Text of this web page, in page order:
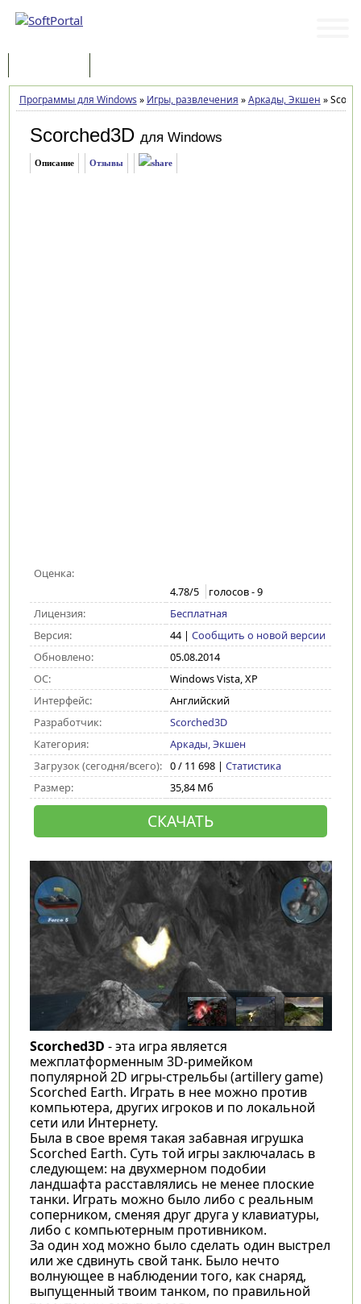
Программы для Windows » Игры, развлечения »Аркады, Экшен »
Scorched3D для Windows
Описание Отзывы
Оценка:
4.78/5 голосов -9
Лицензия:
Бесплатная
Версия:
44| Сообщить о новой версии
Обновлено:
05.08.2014
ОС:
Windows Vista, XP
Интерфейс:
Английский
Разработчик:
Scorched3D
Категория:
Аркады, Экшен
Загрузок (сегодня/всего): 0 / 11 698 | Статистика
Размер:
35,84 Мб
СКАЧАТЬ
Scorched3D - эта игра является
межплатформенным 3D-римейком
популярной 2D игры-стрельбы (artillery game)
Scorched Earth. Играть в нее можно против
компьютера, других игроков и по локальной
сети или Интернету.
Была в свое время такая забавная игрушка
Scorched Earth. Суть той игры заключалась в
следующем: на двухмерном подобии
ландшафта расставлялись не менее плоские
танки. Играть можно было либо с реальным
соперником, сменяя друг друга у клавиатуры,
либо с компьютерным противником.
За один ход можно было сделать один выстрел
или же сдвинуть свой танк. Было нечто
волнующее в наблюдении того, как снаряд,
выпущенный твоим танком, по правильной